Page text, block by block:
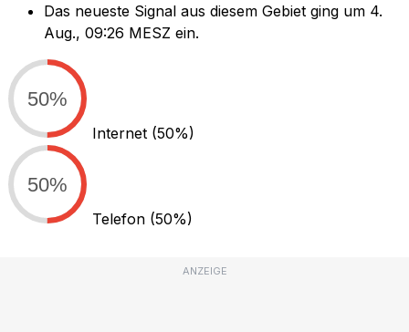
Das neueste Signal aus diesem Gebiet ging um 4.
Aug., 09:26 MESZ ein.
50%
Internet (50%)
50%
Telefon (50%)
ANZEIGE